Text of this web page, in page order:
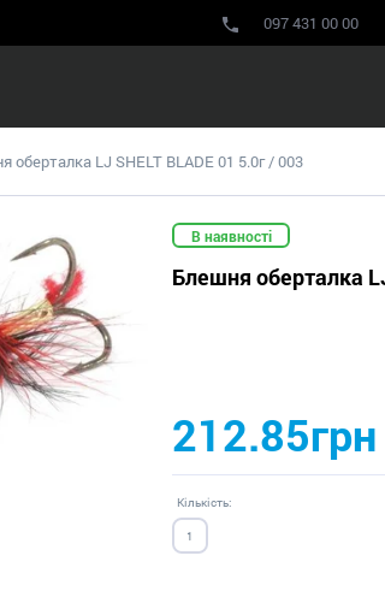
097 431 00 00
оберталка LJ SHELT BLADE 01 5.0г / 003
В наявності
Блешня оберталка
212.85грн
Кількість: